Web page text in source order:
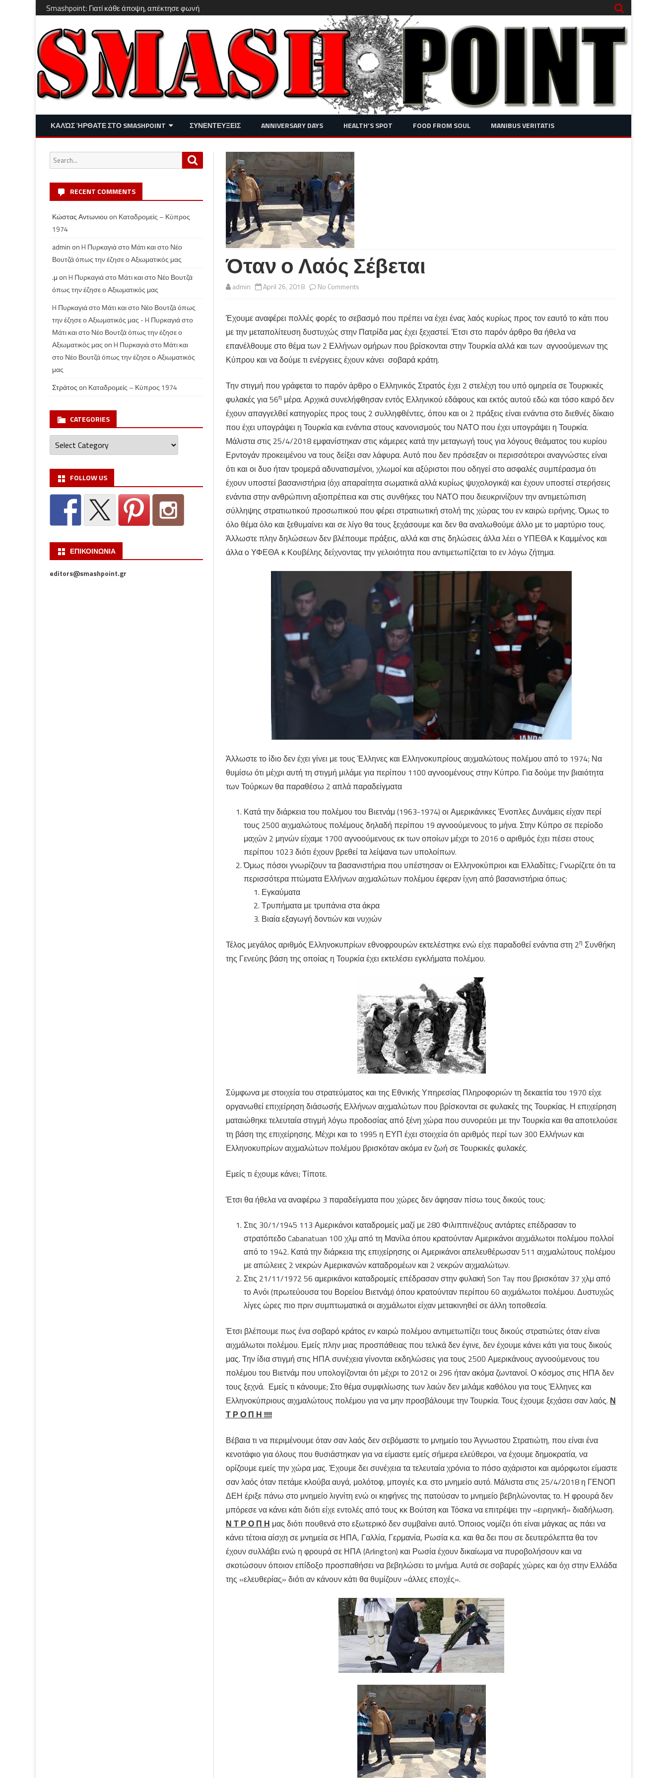
Smashpoint: Γιατί κάθε άποψη, απέκτησε φωνή
Skip
content
ΚΑΛΏΣ ΉΡΘΑΤΕ ΣΤΟ SMASHPOINT
ΔΙΑΣΚΈΔΑΣΗ – LIFESTYLE
ΣΥΝΕΝΤΕΥΞΕΙΣ ANNIVERSARY DAYS HEALTH’S SPOT FOOD FROM SOUL MANIBUS VERITATIS
Όταν ο Λαός Σέβεται
admin April 26, 2018 No Commentson
ο
Λαός
Σέβεται
Έχουμε αναφέρει πολλές φορές το σεβασμό που πρέπει να έχει ένας λαός κυρίως προς τον εαυτό το κάτι που
με την μεταπολίτευση δυστυχώς στην Πατρίδα μας έχει ξεχαστεί. Έτσι στο παρόν άρθρο θα ήθελα να
επανέλθουμε στο θέμα των 2 Ελλήνων ομήρων που βρίσκονται στην Τουρκία αλλά και των αγνοούμενων της
Κύπρου και να δούμε τι ενέργειες έχουν κάνει σοβαρά κράτη.
Την στιγμή που γράφεται το παρόν άρθρο ο Ελληνικός Στρατός έχει 2 στελέχη του υπό ομηρεία σε Τουρκικές
φυλακές για 56η μέρα. Αρχικά συνελήφθησαν εντός Ελληνικού εδάφους και εκτός αυτού εδώ και τόσο καιρό δεν
έχουν απαγγελθεί κατηγορίες προς τους 2 συλληφθέντες, όπου και οι 2 πράξεις είναι ενάντια στο διεθνές δίκαιο
που έχει υπογράψει η Τουρκία και ενάντια στους κανονισμούς του ΝΑΤΟ που έχει υπογράψει η Τουρκία.
Μάλιστα στις 25/4/2018 εμφανίστηκαν στις κάμερες κατά την μεταγωγή τους για λόγους θεάματος του κυρίου
Ερντογάν προκειμένου να τους δείξει σαν λάφυρα. Αυτό που δεν πρόσεξαν οι περισσότεροι αναγνώστες είναι
ότι και οι δυο ήταν τρομερά αδυνατισμένοι, χλωμοί και αξύριστοι που οδηγεί στο ασφαλές συμπέρασμα ότι
έχουν υποστεί βασανιστήρια (όχι απαραίτητα σωματικά αλλά κυρίως ψυχολογικά) και έχουν υποστεί στερήσεις
ενάντια στην ανθρώπινη αξιοπρέπεια και στις συνθήκες του ΝΑΤΟ που διευκρινίζουν την αντιμετώπιση
σύλληψης στρατιωτικού προσωπικού που φέρει στρατιωτική στολή της χώρας του εν καιρώ ειρήνης. Όμως το
όλο θέμα όλο και ξεθυμαίνει και σε λίγο θα τους ξεχάσουμε και δεν θα αναλωθούμε άλλο με το μαρτύριο τους.
Άλλωστε πλην δηλώσεων δεν βλέπουμε πράξεις, αλλά και στις δηλώσεις άλλα λέει ο ΥΠΕΘΑ κ Καμμένος και
άλλα ο ΥΦΕΘΑ κ Κουβέλης δείχνοντας την γελοιότητα που αντιμετωπίζεται το εν λόγω ζήτημα.
Άλλωστε το ίδιο δεν έχει γίνει με τους Έλληνες και Ελληνοκυπρίους αιχμαλώτους πολέμου από το 1974; Να
θυμίσω ότι μέχρι αυτή τη στιγμή μιλάμε για περίπου 1100 αγνοομένους στην Κύπρο. Για δούμε την βιαιότητα
των Τούρκων θα παραθέσω 2 απλά παραδείγματα
Κατά την διάρκεια του πολέμου του Βιετνάμ (1963-1974) οι Αμερικάνικες Ένοπλες Δυνάμεις είχαν περί
τους 2500 αιχμαλώτους πολέμους δηλαδή περίπου 19 αγνοούμενους το μήνα. Στην Κύπρο σε περίοδο
μαχών 2 μηνών είχαμε 1700 αγνοούμενους εκ των οποίων μέχρι το 2016 ο αριθμός έχει πέσει στους
περίπου 1023 διότι έχουν βρεθεί τα λείψανα των υπολοίπων.
Όμως πόσοι γνωρίζουν τα βασανιστήρια που υπέστησαν οι Ελληνοκύπριοι και Ελλαδίτες; Γνωρίζετε ότι τα
περισσότερα πτώματα Ελλήνων αιχμαλώτων πολέμου έφεραν ίχνη από βασανιστήρια όπως:
Εγκαύματα
Τρυπήματα με τρυπάνια στα άκρα
Βιαία εξαγωγή δοντιών και νυχιών
Τέλος μεγάλος αριθμός Ελληνοκυπρίων εθνοφρουρών εκτελέστηκε ενώ είχε παραδοθεί ενάντια στη 2η Συνθήκη
της Γενεύης βάση της οποίας η Τουρκία έχει εκτελέσει εγκλήματα πολέμου.
Σύμφωνα με στοιχεία του στρατεύματος και της Εθνικής Υπηρεσίας Πληροφοριών τη δεκαετία του 1970 είχε
οργανωθεί επιχείρηση διάσωσής Ελλήνων αιχμαλώτων που βρίσκονται σε φυλακές της Τουρκίας. Η επιχείρηση
ματαιώθηκε τελευταία στιγμή λόγω προδοσίας από ξένη χώρα που συνορεύει με την Τουρκία και θα αποτελούσε
τη βάση της επιχείρησης. Μέχρι και το 1995 η ΕΥΠ έχει στοιχεία ότι αριθμός περί των 300 Ελλήνων και
Ελληνοκυπρίων αιχμαλώτων πολέμου βρισκόταν ακόμα εν ζωή σε Τουρκικές φυλακές.
Εμείς τι έχουμε κάνει; Τίποτε.
Έτσι θα ήθελα να αναφέρω 3 παραδείγματα που χώρες δεν άφησαν πίσω τους δικούς τους:
Στις 30/1/1945 113 Αμερικάνοι καταδρομείς μαζί με 280 Φιλιππινέζους αντάρτες επέδρασαν το
στρατόπεδο Cabanatuan 100 χλμ από τη Μανίλα όπου κρατούνταν Αμερικάνοι αιχμάλωτοι πολέμου πολλοί
από το 1942. Κατά την διάρκεια της επιχείρησης οι Αμερικάνοι απελευθέρωσαν 511 αιχμαλώτους πολέμου
με απώλειες 2 νεκρών Αμερικανών καταδρομέων και 2 νεκρών αιχμαλώτων.
Στις 21/11/1972 56 αμερικάνοι καταδρομείς επέδρασαν στην φυλακή Son Tay που βρισκόταν 37 χλμ από
το Ανόι (πρωτεύουσα του Βορείου Βιετνάμ) όπου κρατούνταν περίπου 60 αιχμάλωτοι πολέμου. Δυστυχώς
λίγες ώρες πιο πριν συμπτωματικά οι αιχμάλωτοι είχαν μετακινηθεί σε άλλη τοποθεσία.
Έτσι βλέπουμε πως ένα σοβαρό κράτος εν καιρώ πολέμου αντιμετωπίζει τους δικούς στρατιώτες όταν είναι
αιχμάλωτοι πολέμου. Εμείς πλην μιας προσπάθειας που τελικά δεν έγινε, δεν έχουμε κάνει κάτι για τους δικούς
μας. Την ίδια στιγμή στις ΗΠΑ συνέχεια γίνονται εκδηλώσεις για τους 2500 Αμερικάνους αγνοούμενους του
πολέμου του Βιετνάμ που υπολογίζονται ότι μέχρι το 2012 οι 296 ήταν ακόμα ζωντανοί. Ο κόσμος στις ΗΠΑ δεν
τους ξεχνά. Εμείς τι κάνουμε; Στο θέμα συμφιλίωσης των λαών δεν μιλάμε καθόλου για τους Έλληνες και
Ελληνοκύπριους αιχμαλώτους πολέμου για να μην προσβάλουμε την Τουρκία. Τους έχουμε ξεχάσει σαν λαός. Ν
Τ Ρ Ο Π Η !!!!
Βέβαια τι να περιμένουμε όταν σαν λαός δεν σεβόμαστε το μνημείο του Άγνωστου Στρατιώτη, που είναι ένα
κενοτάφιο για όλους που θυσιάστηκαν για να είμαστε εμείς σήμερα ελεύθεροι, να έχουμε δημοκρατία, να
ορίζουμε εμείς την χώρα μας. Έχουμε δει συνέχεια τα τελευταία χρόνια το πόσο αχάριστοι και αμόρφωτοι είμαστε
σαν λαός όταν πετάμε κλούβα αυγά, μολότοφ, μπογιές κ.α. στο μνημείο αυτό. Μάλιστα στις 25/4/2018 η ΓΕΝΟΠ
ΔΕΗ έριξε πάνω στο μνημείο λιγνίτη ενώ οι κηφήνες της πατούσαν το μνημείο βεβηλώνοντας το. Η φρουρά δεν
μπόρεσε να κάνει κάτι διότι είχε εντολές από τους κκ Βούτση και Τόσκα να επιτρέψει την «ειρηνική» διαδήλωση.
Ν Τ Ρ Ο Π Η μας διότι πουθενά στο εξωτερικό δεν συμβαίνει αυτό. Όποιος νομίζει ότι είναι μάγκας ας πάει να
κάνει τέτοια αίσχη σε μνημεία σε ΗΠΑ, Γαλλία, Γερμανία, Ρωσία κ.α. και θα δει που σε δευτερόλεπτα θα τον
έχουν συλλάβει ενώ η φρουρά σε ΗΠΑ (Arlington) και Ρωσία έχουν δικαίωμα να πυροβολήσουν και να
σκοτώσουν όποιον επίδοξο προσπαθήσει να βεβηλώσει το μνήμα. Αυτά σε σοβαρές χώρες και όχι στην Ελλάδα
της «ελευθερίας» διότι αν κάνουν κάτι θα θυμίζουν «άλλες εποχές».
Search
for:
RECENT COMMENTS
Κώστας Αντωνιου on Καταδρομείς – Κύπρος
1974
admin onH Πυρκαγιά στο Μάτι και στο Νέο
Βουτζά όπως την έζησε ο Αξιωματικός μας
.μ onH Πυρκαγιά στο Μάτι και στο Νέο Βουτζά
όπως την έζησε ο Αξιωματικός μας
H Πυρκαγιά στο Μάτι και στο Νέο Βουτζά όπως
την έζησε ο Αξιωματικός μας - H Πυρκαγιά στο
Μάτι και στο Νέο Βουτζά όπως την έζησε ο
Αξιωματικός μας onH Πυρκαγιά στο Μάτι και
στο Νέο Βουτζά όπως την έζησε ο Αξιωματικός
μας
Στράτος on Καταδρομείς – Κύπρος 1974
CATEGORIES
Categories
FOLLOW US
ΕΠΙΚΟΙΝΩΝΙΑ
editors@smashpoint.gr